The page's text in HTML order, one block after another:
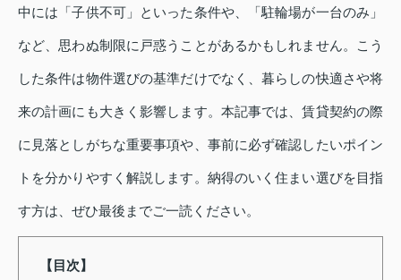
中には「子供不可」といった条件や、「駐輪場が一台のみ」
など、思わぬ制限に戸惑うことがあるかもしれません。こう
した条件は物件選びの基準だけでなく、暮らしの快適さや将
来の計画にも大きく影響します。本記事では、賃貸契約の際
に見落としがちな重要事項や、事前に必ず確認したいポイン
トを分かりやすく解説します。納得のいく住まい選びを目指
す方は、ぜひ最後までご一読ください。
【目次】